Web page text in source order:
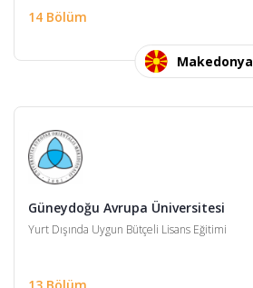
14 Bölüm
Makedonya
Güneydoğu Avrupa Üniversitesi
Yurt Dışında Uygun Bütçeli Lisans Eğitimi